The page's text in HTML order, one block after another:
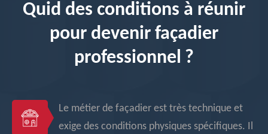
Quid des conditions à réunir
pour devenir façadier
professionnel ?
Le métier de façadier est très technique et
exige des conditions physiques spécifiques. Il